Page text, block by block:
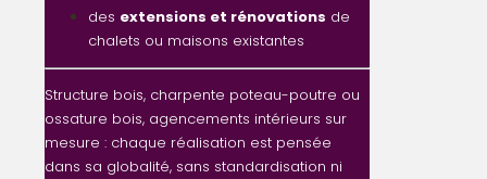
des extensions et rénovations de
chalets ou maisons existantes
Structure bois, charpente poteau-poutre ou
ossature bois, agencements intérieurs sur
mesure : chaque réalisation est pensée
dans sa globalité, sans standardisation ni